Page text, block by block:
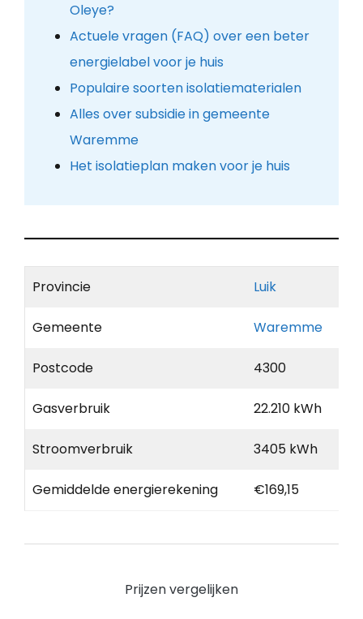
Oleye?
Actuele vragen (FAQ) over een beter
energielabel voor je huis
Populaire soorten isolatiematerialen
Alles over subsidie in gemeente
Waremme
Het isolatieplan maken voor je huis
Provincie Luik
Gemeente Waremme
Postcode 4300
Gasverbruik 22.210 kWh
Stroomverbruik 3405 kWh
Gemiddelde energierekening €169,15
Prijzen vergelijken